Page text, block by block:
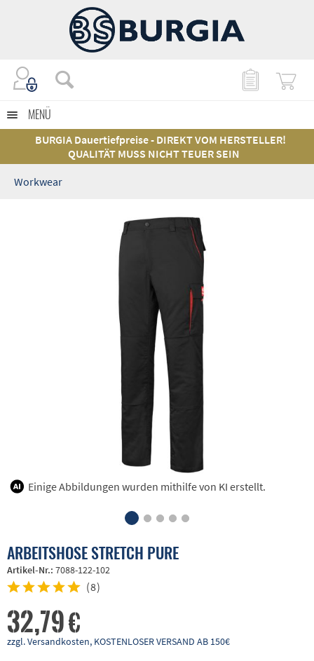
MENÜ
BURGIA Dauertiefpreise - DIREKT VOM HERSTELLER!
QUALITÄT MUSS NICHT TEUER SEIN
Workwear
Einige Abbildungen wurden mithilfe von KI erstellt.
ARBEITSHOSE STRETCH PURE
Artikel-Nr.: 7088-122-102
(8)
32,79 €
zzgl. Versandkosten, KOSTENLOSER VERSAND AB 150€